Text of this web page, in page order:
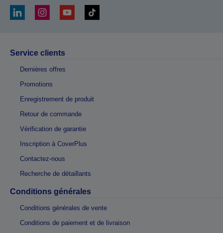
Service clients
Dernières offres
Promotions
Enregistrement de produit
Retour de commande
Vérification de garantie
Inscription à CoverPlus
Contactez-nous
Recherche de détaillants
Conditions générales
Conditions générales de vente
Conditions de paiement et de livraison